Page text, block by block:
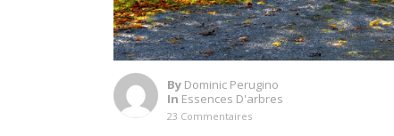
By Dominic Perugino
In Essences D'arbres
23 Commentaires